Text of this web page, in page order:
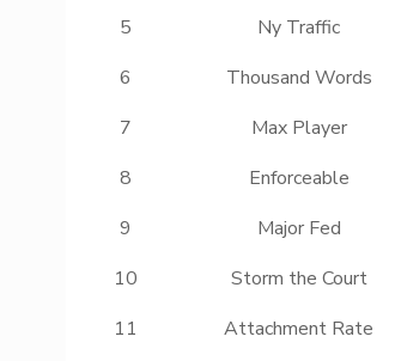
5
Ny Traffic
6
Thousand Words
7
Max Player
8
Enforceable
9
Major Fed
10
Storm the Court
11
Attachment Rate